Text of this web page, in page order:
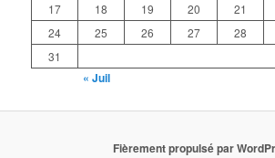
17
18 19 20 21
24
25 26 27 28
31
« Juil
Fièrement propulsé par